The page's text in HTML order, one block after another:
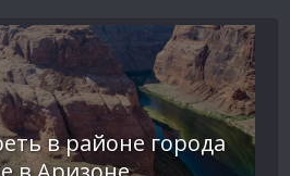
в районе города